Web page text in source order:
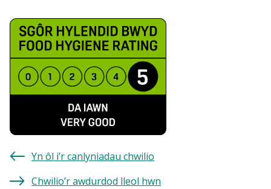
Yn ôl i’r canlyniadau chwilio
Chwilio’r awdurdod lleol hwn